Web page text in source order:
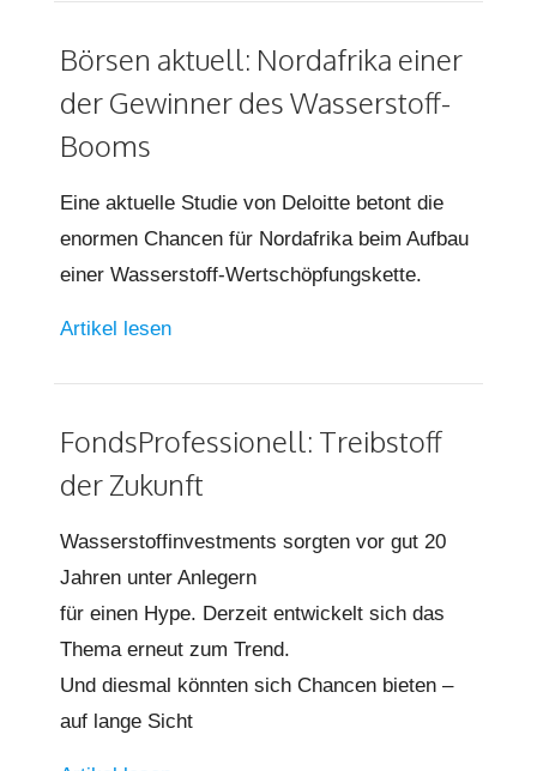
Börsen aktuell: Nordafrika einer
der Gewinner des Wasserstoff-
Booms
Eine aktuelle Studie von Deloitte betont die
enormen Chancen für Nordafrika beim Aufbau
einer Wasserstoff-Wertschöpfungskette.
Artikel lesen
FondsProfessionell: Treibstoff
der Zukunft
Wasserstoffinvestments sorgten vor gut 20
Jahren unter Anlegern
für einen Hype. Derzeit entwickelt sich das
Thema erneut zum Trend.
Und diesmal könnten sich Chancen bieten –
auf lange Sicht